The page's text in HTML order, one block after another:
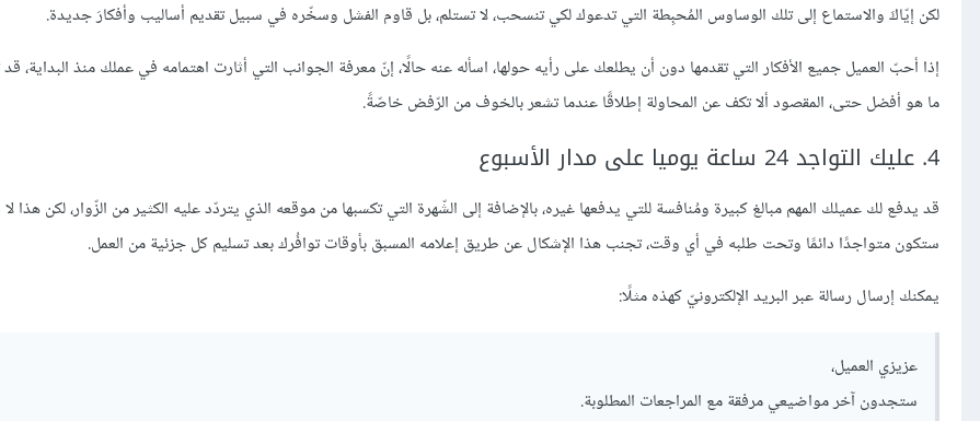
لكن إيّاكَ والاستماع إلى تلك الوساوس المُحبِطة التي تدعوك لكي تنسحب، لا تستلم، بل قاوم الفشل وسخّره في سبيل تقديم أساليب وأفكارَ جديدة.
إذا أحبّ العميل جميع الأفكار التي تقدمها دون أن يطلعك على رأيه حولها، اسأله عنه حالًا، إنّ معرفة الجوانب التي أثارت اهتمامه في عملك منذ البداية، قد
ما هو أفضل حتى، المقصود ألا تكف عن المحاولة إطلاقًا عندما تشعر بالخوف من الرّفض خاصّةً.
4. عليك التواجد 24 ساعة يوميا على مدار الأسبوع
قد يدفع لك عميلك المهم مبالغ كبيرة ومُنافسة للتي يدفعها غيره، بالإضافة إلى الشّهرة التي تكسبها من موقعه الذي يتردّد عليه الكثير من الزّوار، لكن هذا
ستكون متواجدًا دائمًا وتحت طلبه في أي وقت، تجنب هذا الإشكال عن طريق إعلامه المسبق بأوقات توافُرك بعد تسليم كل جزئية من العمل.
يمكنك إرسال رسالة عبر البريد الإلكترونيّ كهذه مثلًا:
عزيزي العميل،
ستجدون آخر مواضيعي مرفقة مع المراجعات المطلوبة.